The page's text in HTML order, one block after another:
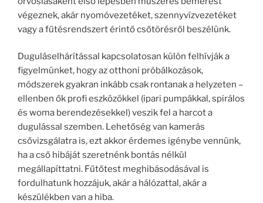
végeznek, akár nyomóvezetéket, szennyvízvezetéket
vagy a fűtésrendszert érintő csőtörésről beszélünk.
Duguláselhárítással kapcsolatosan külön felhívják a
figyelmünket, hogy az otthoni próbálkozások,
módszerek gyakran inkább csak rontanak a helyzeten –
ellenben ők profi eszközökkel (ipari pumpákkal, spirálos
és woma berendezésekkel) veszik fel a harcot a
dugulással szemben. Lehetőség van kamerás
csővizsgálatra is, ezt akkor érdemes igénybe vennünk,
ha a cső hibáját szeretnénk bontás nélkül
megállapíttatni. Fűtőtest meghibásodásával is
fordulhatunk hozzájuk, akár a hálózattal, akár a
készülékben van a hiba.